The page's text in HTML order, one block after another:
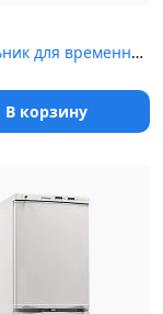
Холодильник для временного хранения медицинских отходов Саратов-5...
В корзину